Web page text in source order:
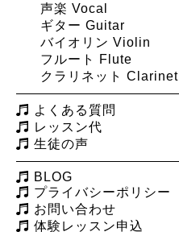
声楽 Vocal
ギター Guitar
バイオリン Violin
フルート Flute
クラリネット Clarinet
よくある質問
レッスン代
生徒の声
BLOG
プライバシーポリシー
お問い合わせ
体験レッスン申込